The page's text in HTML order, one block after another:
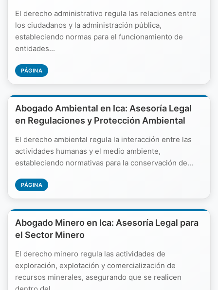
El derecho administrativo regula las relaciones entre
los ciudadanos y la administración pública,
estableciendo normas para el funcionamiento de
entidades...
PÁGINA
Abogado Ambiental en Ica: Asesoría Legal
en Regulaciones y Protección Ambiental
El derecho ambiental regula la interacción entre las
actividades humanas y el medio ambiente,
estableciendo normativas para la conservación de...
PÁGINA
Abogado Minero en Ica: Asesoría Legal para
el Sector Minero
El derecho minero regula las actividades de
exploración, explotación y comercialización de
recursos minerales, asegurando que se realicen